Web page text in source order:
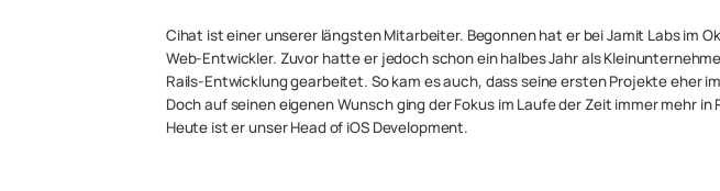
Cihat ist einer unserer längsten Mitarbeiter. Begonnen hat er bei Jamit Labs im
Web-Entwickler. Zuvor hatte er jedoch schon ein halbes Jahr als
Rails-Entwicklung gearbeitet. So kam es auch, dass seine ersten Projekte eher
Doch auf seinen eigenen Wunsch ging der Fokus im Laufe der Zeit immer mehr
Heute ist er unser Head of iOS Development.